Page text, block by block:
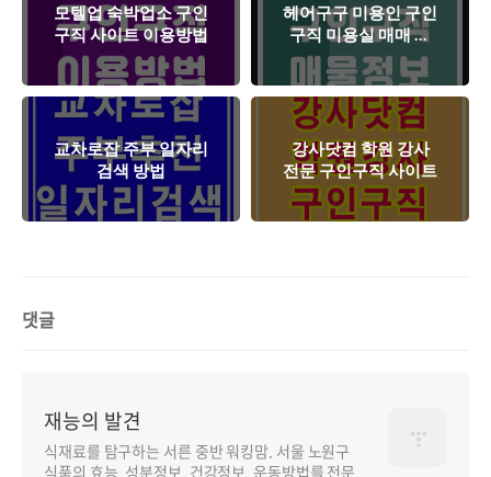
모텔업 숙박업소 구인
구직 사이트 이용방법
헤어구구 미용인 구인
구직 미용실 매매 정
보
교차로잡 주부 일자리
검색 방법
강사닷컴 학원 강사
전문 구인구직 사이트
댓글
재능의 발견
식재료를 탐구하는 서른 중반 워킹맘. 서울 노원구
식품의 효능, 성분정보, 건강정보, 운동방법를 전문